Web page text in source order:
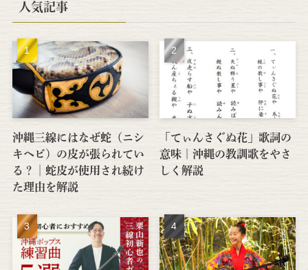
人気記事
沖縄三線にはなぜ蛇（ニシ
キヘビ）の皮が張られてい
る？│蛇皮が使用され続け
た理由を解説
「てぃんさぐぬ花」歌詞の
意味｜沖縄の教訓歌をやさ
しく解説